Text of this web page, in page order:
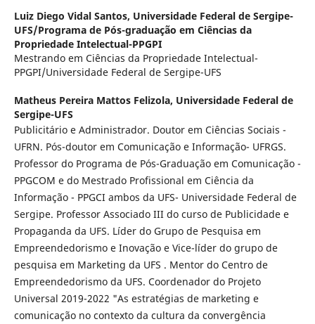
Luiz Diego Vidal Santos, Universidade Federal de Sergipe-
UFS/Programa de Pós-graduação em Ciências da
Propriedade Intelectual-PPGPI
Mestrando em Ciências da Propriedade Intelectual-
PPGPI/Universidade Federal de Sergipe-UFS
Matheus Pereira Mattos Felizola, Universidade Federal de
Sergipe-UFS
Publicitário e Administrador. Doutor em Ciências Sociais -
UFRN. Pós-doutor em Comunicação e Informação- UFRGS.
Professor do Programa de Pós-Graduação em Comunicação -
PPGCOM e do Mestrado Profissional em Ciência da
Informação - PPGCI ambos da UFS- Universidade Federal de
Sergipe. Professor Associado III do curso de Publicidade e
Propaganda da UFS. Líder do Grupo de Pesquisa em
Empreendedorismo e Inovação e Vice-líder do grupo de
pesquisa em Marketing da UFS . Mentor do Centro de
Empreendedorismo da UFS. Coordenador do Projeto
Universal 2019-2022 "As estratégias de marketing e
comunicação no contexto da cultura da convergência